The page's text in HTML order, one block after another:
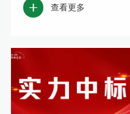
查看更多